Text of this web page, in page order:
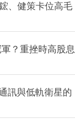
、健策卡位高毛
？重挫時高股息
訊與低軌衛星的